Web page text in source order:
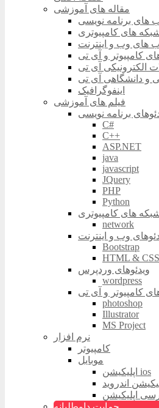
مقاله های آموزشی
های برنامه نویسی
های کامپیوتری
های وب و اینترنت
کامپیوتر و آی تی
الکترونیکی آی تی
و دانشگاهی آی تی
اینفوگرافیک
فیلم های آموزشی
برنامه نویسی
C#
C++
ASP.NET
java
javascript
JQuery
PHP
Python
های کامپیوتری
network
وب و اینترنت
Bootstrap
HTML & CSS
ویدئوهای وردپرس
wordpress
کامپیوتر و آی تی
photoshop
Illustrator
MS Project
نرم افزار
کامپیوتر
موبایل
اپلیکیشن ios
اندروید
اپلیکیشن